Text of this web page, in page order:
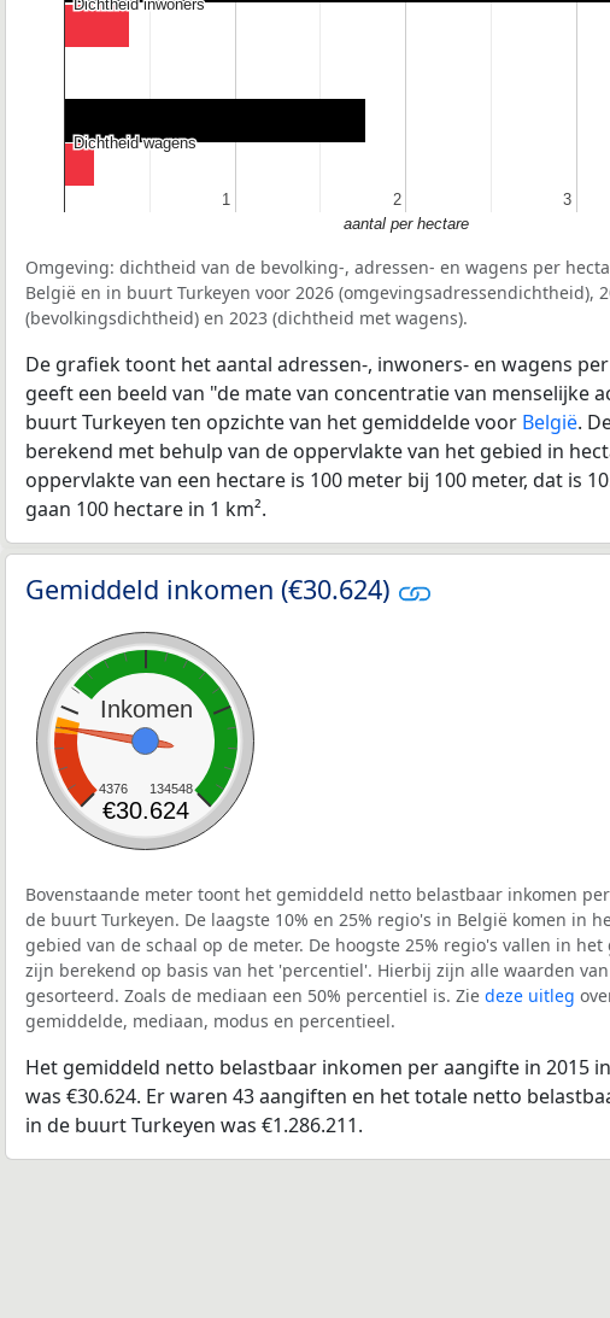
1
1 2
2 3
3
Dichtheid inwoners
Dichtheid inwoners
Dichtheid wagens
Dichtheid wagens
aantal per hectare
Omgeving: dichtheid van de bevolking-, adressen- en wagens per
België en in buurt Turkeyen voor 2026 (omgevingsadressendichtheid),
(bevolkingsdichtheid) en 2023 (dichtheid met wagens).
De grafiek toont het aantal adressen-, inwoners- en wagens
geeft een beeld van "de mate van concentratie van menselijke
buurt Turkeyen ten opzichte van het gemiddelde voor België.
berekend met behulp van de oppervlakte van het gebied in
oppervlakte van een hectare is 100 meter bij 100 meter, dat is
gaan 100 hectare in 1 km².
Gemiddeld inkomen (€30.624)
Inkomen
4376 134548
€30.624
Bovenstaande meter toont het gemiddeld netto belastbaar inkomen
de buurt Turkeyen. De laagste 10% en 25% regio's in België komen in
gebied van de schaal op de meter. De hoogste 25% regio's vallen in
zijn berekend op basis van het 'percentiel'. Hierbij zijn alle waarden
gesorteerd. Zoals de mediaan een 50% percentiel is. Zie deze uitleg
gemiddelde, mediaan, modus en percentieel.
Het gemiddeld netto belastbaar inkomen per aangifte in 2015
was €30.624. Er waren 43 aangiften en het totale netto
in de buurt Turkeyen was €1.286.211.